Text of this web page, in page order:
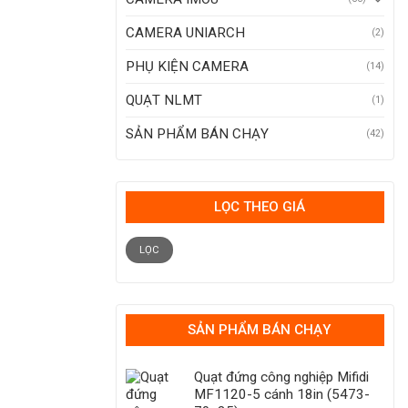
CAMERA UNIARCH (2)
PHỤ KIỆN CAMERA (14)
QUẠT NLMT (1)
SẢN PHẨM BÁN CHẠY (42)
LỌC THEO GIÁ
Giá
tối
thiểu
Giá
tối
đa
LỌC
SẢN PHẨM BÁN CHẠY
Quạt đứng công nghiệp Mifidi
MF1120-5 cánh 18in (5473-